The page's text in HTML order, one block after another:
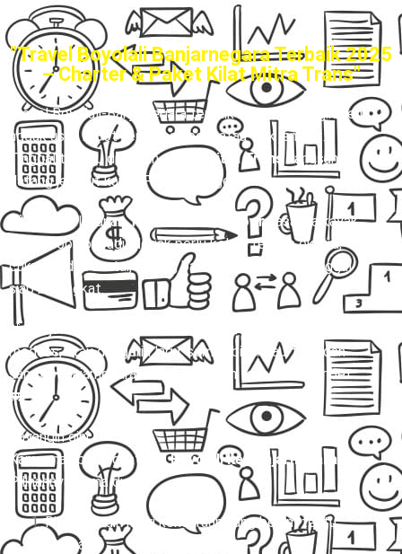
"Travel Boyolali Banjarnegara Terbaik 2025
– Charter & Paket Kilat Mitra Trans"
Travel Boyolali-Banjarnegara terbaik– 🚪✨ Bayangin deh,
nggak usah repot-repot cari pool atau titik jemput.
Tinggal tunggu di rumah, driver
Mitra Trans langsung
datang jemput kamu. Praktis banget kan?
🙌 Dengan layananTravel Door to Door, rasanya kayak
punya sopir pribadi. Nggak perlu keluar tenaga ekstra,
cukup duduk santai, barang bawaan aman, kamu tinggal
siap berangkat.
🎶 Perjalanan pun jadi lebih asik! Mau rebahan, scroll
medsos, atau dengerin lagu, semua bisa. Tau-tau udah
sampai Banjarnegara dengan nyaman tanpa drama ribet.
🚐💨
Bayangin gini:
Kamu mau berangkat dariBoyolali ke Banjarnegara.
Pilihannya cuma dua:
Ribet sendiri nyari kendaraan yang belum tentu
nyaman.